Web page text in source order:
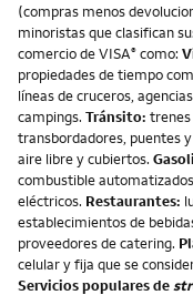
(compras menos
minoristas que clasifican
comercio de VISA® como:
propiedades de tiempo
líneas de cruceros,
campings. Tránsito: trenes
transbordadores, puentes
aire libre y cubiertos.
combustible
eléctricos. Restaurantes:
establecimientos de
proveedores de catering.
celular y fija que se
Servicios populares de